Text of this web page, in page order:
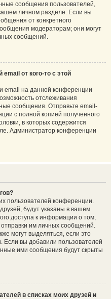
сообщения пользователей,
личном разделе. Если вы
от конкретного
модераторам; они могут
сообщений.
от кого-то с этой
email на данной конференции
отслеживания
сообщения. Отправьте email-
с полной копией полученного
в которых содержится
Администратор конференции
пользователей конференции.
будут указаны в вашем
доступа к информации о том,
отправки им личных сообщений.
могут выделяться, если это
вы добавили пользователей
ими сообщения будут скрыты
в списках моих друзей и